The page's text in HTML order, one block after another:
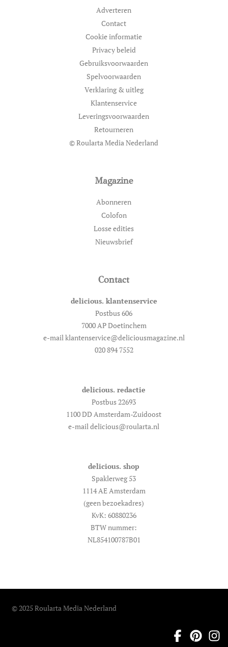
Adverteren
Contact
Cookie informatie
Privacy beleid
Gebruiksvoorwaarden
Spelvoorwaarden
Verklaring & uitleg
Klantenservice
Leveringsvoorwaarden
Retourneren
© Roularta Media Nederland
Magazine
Abonneren
Colofon
Losse edities
Nieuwsbrief
Contact
delicious. klantenservice
Postbus 606
7000 AP Doetinchem
e-mail klantenservice@deliciousmagazine.nl
020 894 7552
delicious. redactie
Postbus 22693
1100 DD Amsterdam-Zuidoost
e-mail delicious@roularta.nl
delicious. shop
Spaklerweg 53
1114 AE Amsterdam
(geen bezoekadres)
KvK: 60880236
BTW nummer:
NL854100787B01
© 2025 Roularta Media Nederland